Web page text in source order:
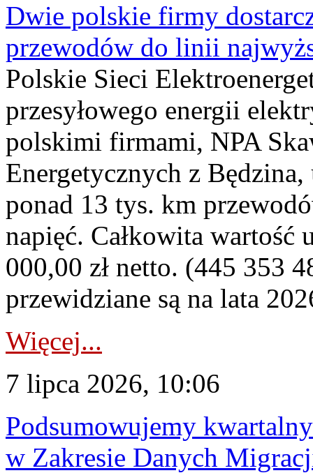
Dwie polskie firmy
przewodów do linii
Polskie Sieci
przesyłowego energii
polskimi firmami, NPA
Energetycznych z
ponad 13 tys. km
napięć. Całkowita
000,00 zł netto. (445 353
przewidziane są na lata
Więcej...
7 lipca 2026, 10:06
Podsumowujemy
w Zakresie Danych